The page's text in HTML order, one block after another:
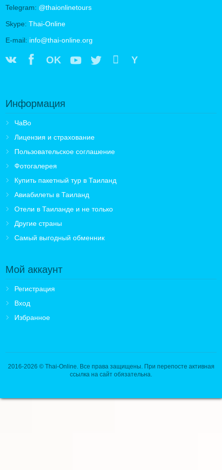
Telegram: @thaionlinetours
Skype: Thai-Online
E-mail: info@thai-online.org
OK Y
Информация
ЧаВо
Лицензия и страхование
Пользовательское соглашение
Фотогалерея
Купить пакетный тур в Таиланд
Авиабилеты в Таиланд
Отели в Таиланде и не только
Другие страны
Самый выгодный обменник
Мой аккаунт
Регистрация
Вход
Избранное
2016-2026 © Thai-Online. Все права защищены. При перепосте активная
ссылка на сайт обязательна.